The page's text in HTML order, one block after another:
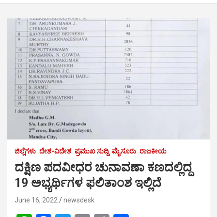
ಜಿಲ್ಲೆಗಳು ದೇಶ-ವಿದೇಶ ಪ್ರಮುಖ ಸುದ್ದಿ ಮೈಸೂರು ರಾಜಕೀಯ
ದಕ್ಷಿಣ ಪದವೀಧರ ಚುನಾವಣಾ ಕಣದಲ್ಲಿದ್ದ
19 ಅಭ್ಯರ್ಥಿಗಳ ಫಲಿತಾಂಶ ಇಲ್ಲಿದೆ
June 16, 2022 newsdesk